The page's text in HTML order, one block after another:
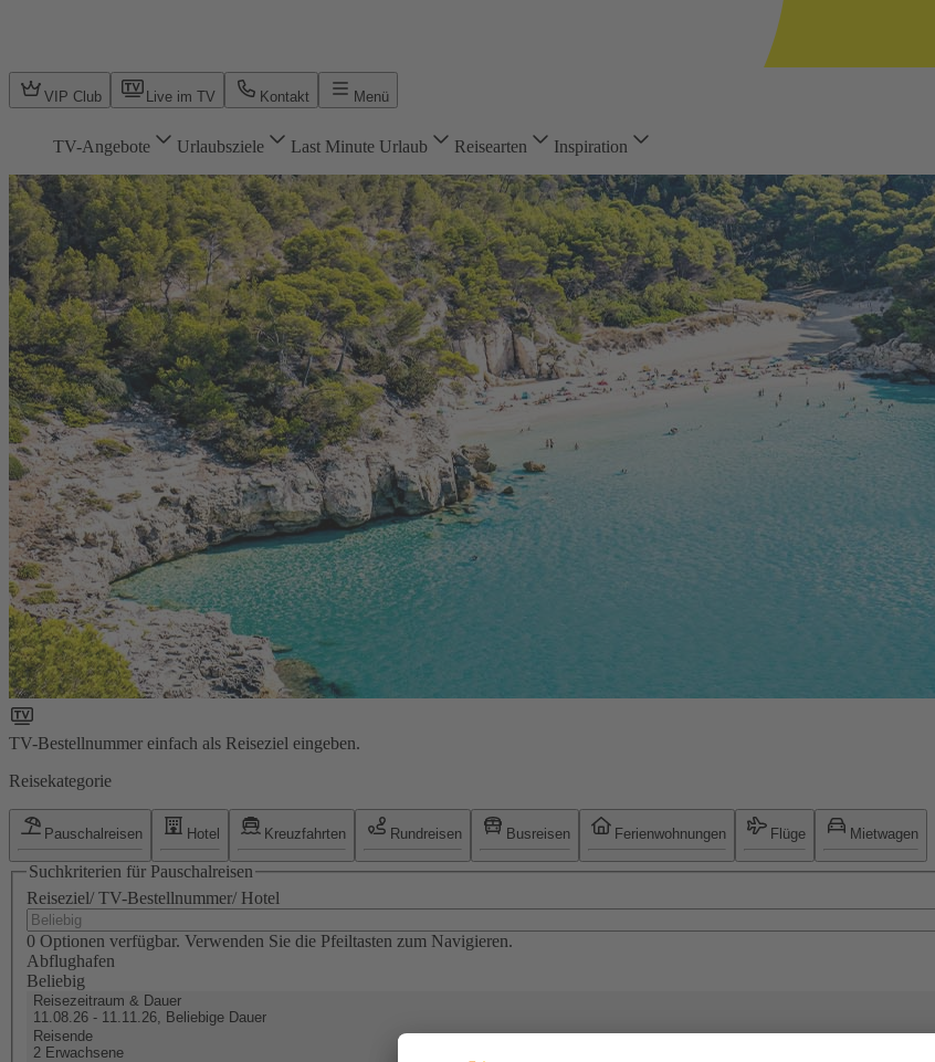
VIP Club Live im TV Kontakt Menü
TV-Angebote Urlaubsziele Last Minute Urlaub Reisearten Inspiration
TV-Bestellnummer einfach als Reiseziel eingeben.
Reisekategorie
Pauschalreisen Hotel Kreuzfahrten Rundreisen Busreisen Ferienwohnungen Flüge Mietwagen
Suchkriterien für Pauschalreisen
Reiseziel/ TV-Bestellnummer/ Hotel
0 Optionen verfügbar. Verwenden Sie die Pfeiltasten zum Navigieren.
Abflughafen
Beliebig
Reisezeitraum & Dauer
11.08.26 - 11.11.26, Beliebige Dauer
Reisende
2 Erwachsene